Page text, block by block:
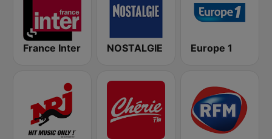
France Inter NOSTALGIE Europe 1